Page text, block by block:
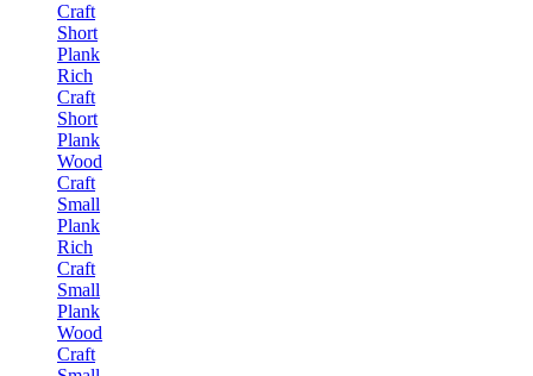
Craft
Short
Plank
Rich
Craft
Short
Plank
Wood
Craft
Small
Plank
Rich
Craft
Small
Plank
Wood
Craft